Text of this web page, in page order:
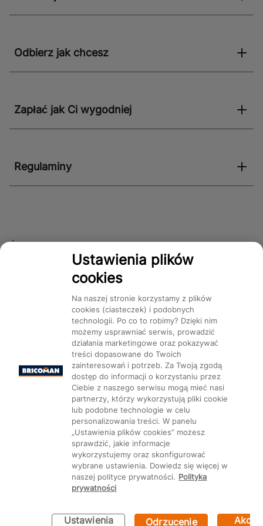
Odbierz jak chcesz
Zapłać jak Ci wygodniej
Regulaminy
Śledź nas!
Mapa Strony: Kategorie Produkty Marki CMS
Ustawienia plików cookie
Ustawienia plików
cookies
Na naszej stronie korzystamy z plików
cookies (ciasteczek) i podobnych
technologii. Po co to robimy? Dzięki nim
możemy usprawniać serwis, prowadzić
działania marketingowe oraz pokazywać
treści dopasowane do Twoich
zainteresowań i potrzeb. Za Twoją zgodą
dostęp do informacji o korzystaniu przez
Ciebie z naszego serwisu mogą mieć nasi
partnerzy, którzy wykorzystują pliki cookie
lub podobne technologie w celu
personalizowania treści. W panelu
„Ustawienia plików cookies” możesz
sprawdzić, jakie informacje
wykorzystujemy oraz skonfigurować
wybrane ustawienia. Dowiedz się więcej w
naszej polityce prywatności. Polityka
prywatności
Ustawienia Odrzucenie